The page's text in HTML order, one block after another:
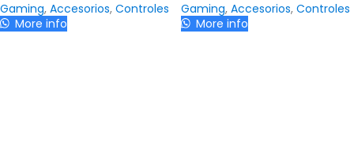
Gaming, Accesorios, Controles
More info
Gaming, Accesorios, Controles
More info